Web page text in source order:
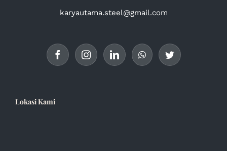
karyautama.steel@gmail.com
Lokasi Kami